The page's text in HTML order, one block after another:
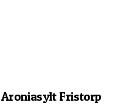
Aroniasylt Fristorp